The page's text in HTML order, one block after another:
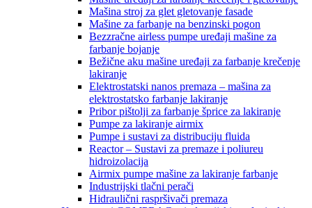
Mašina stroj za glet gletovanje fasade
Mašine za farbanje na benzinski pogon
Bezzračne airless pumpe uređaji mašine za
farbanje bojanje
Bežične aku mašine uređaji za farbanje krečenje
lakiranje
Elektrostatski nanos premaza – mašina za
elektrostatsko farbanje lakiranje
Pribor pištolji za farbanje šprice za lakiranje
Pumpe za lakiranje airmix
Pumpe i sustavi za distribuciju fluida
Reactor – Sustavi za premaze i poliureu
hidroizolacija
Airmix pumpe mašine za lakiranje farbanje
Industrijski tlačni perači
Hidraulični raspršivači premaza